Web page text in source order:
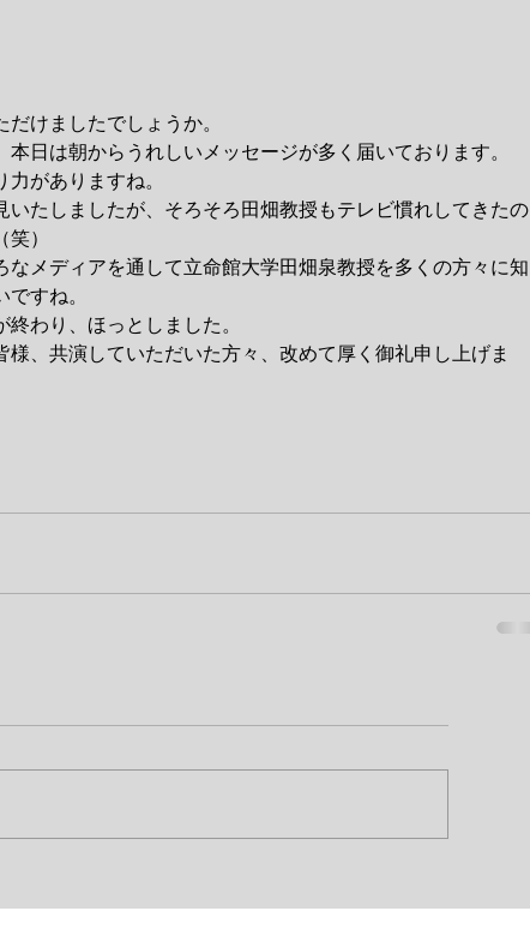
だけましたでしょうか。
本日は朝からうれしいメッセージが多く届いております。
力がありますね。
いたしましたが、そろそろ田畑教授もテレビ慣れしてきたの
笑）
なメディアを通して立命館大学田畑泉教授を多くの方々に知
ですね。
終わり、ほっとしました。
様、共演していただいた方々、改めて厚く御礼申し上げま